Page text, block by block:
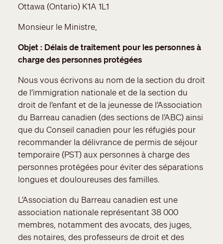
Ottawa (Ontario) K1A 1L1
Monsieur le Ministre,
Objet : Délais de traitement pour les personnes à
charge des personnes protégées
Nous vous écrivons au nom de la section du droit
de l’immigration nationale et de la section du
droit de l’enfant et de la jeunesse de l’Association
du Barreau canadien (des sections de l’ABC) ainsi
que du Conseil canadien pour les réfugiés pour
recommander la délivrance de permis de séjour
temporaire (PST) aux personnes à charge des
personnes protégées pour éviter des séparations
longues et douloureuses des familles.
L’Association du Barreau canadien est une
association nationale représentant 38 000
membres, notamment des avocats, des juges,
des notaires, des professeurs de droit et des